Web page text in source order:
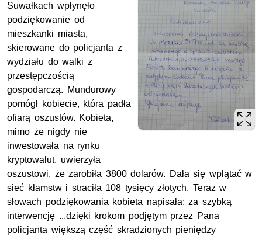
Suwałkach wpłynęło
podziękowanie od
mieszkanki miasta,
skierowane do policjanta z
wydziału do walki z
przestępczością
gospodarczą. Mundurowy
pomógł kobiecie, która padła
ofiarą oszustów. Kobieta,
mimo że nigdy nie
inwestowała na rynku
kryptowalut, uwierzyła
oszustowi, że zarobiła 3800 dolarów. Dała się wplątać w
sieć kłamstw i straciła 108 tysięcy złotych. Teraz w
słowach podziękowania kobieta napisała: za szybką
interwencję ...dzięki krokom podjętym przez Pana
policjanta większą część skradzionych pieniędzy